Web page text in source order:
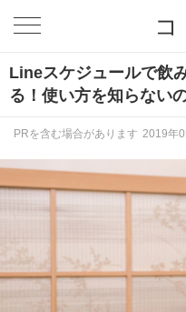
Lineスケジュールで飲
る！使い方を知らない
PRを含む場合があります 2019年